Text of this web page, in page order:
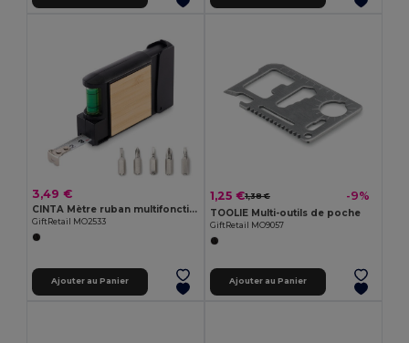
3,49 €
CINTA Mètre ruban multifonction
GiftRetail MO2533
Ajouter au Panier
1,25 €1,38 € -9%
TOOLIE Multi-outils de poche
GiftRetail MO9057
Ajouter au Panier